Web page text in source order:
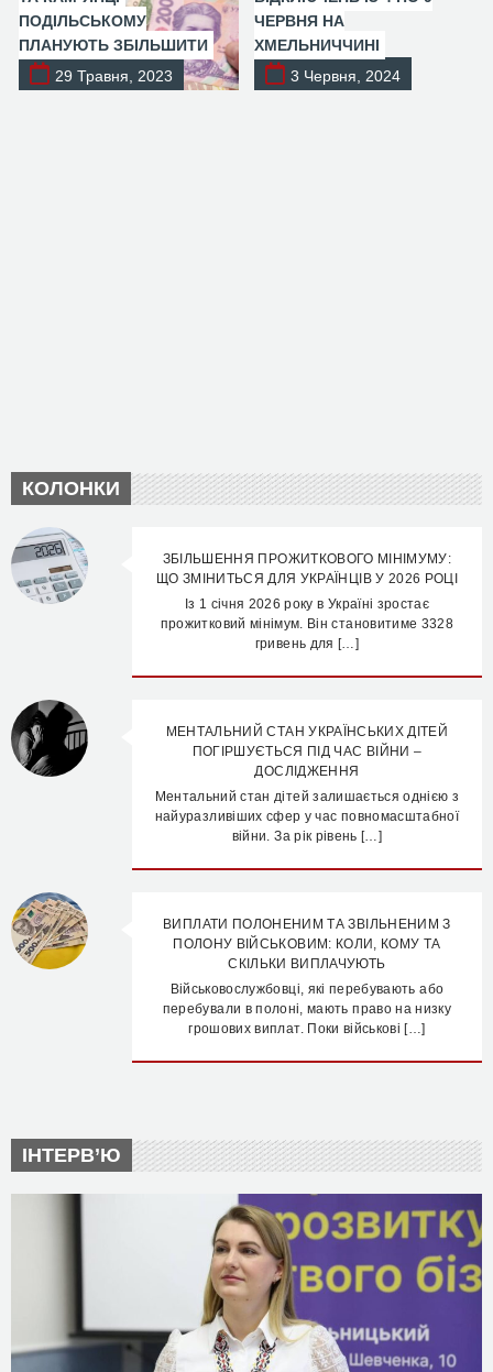
ПОДІЛЬСЬКОМУ
ПЛАНУЮТЬ ЗБІЛЬШИТИ
29 Травня, 2023
ЧЕРВНЯ НА
ХМЕЛЬНИЧЧИНІ
3 Червня, 2024
КОЛОНКИ
ЗБІЛЬШЕННЯ ПРОЖИТКОВОГО МІНІМУМУ:
ЩО ЗМІНИТЬСЯ ДЛЯ УКРАЇНЦІВ У 2026 РОЦІ
Із 1 січня 2026 року в Україні зростає
прожитковий мінімум. Він становитиме 3328
гривень для […]
МЕНТАЛЬНИЙ СТАН УКРАЇНСЬКИХ ДІТЕЙ
ПОГІРШУЄТЬСЯ ПІД ЧАС ВІЙНИ –
ДОСЛІДЖЕННЯ
Ментальний стан дітей залишається однією з
найуразливіших сфер у час повномасштабної
війни. За рік рівень […]
ВИПЛАТИ ПОЛОНЕНИМ ТА ЗВІЛЬНЕНИМ З
ПОЛОНУ ВІЙСЬКОВИМ: КОЛИ, КОМУ ТА
СКІЛЬКИ ВИПЛАЧУЮТЬ
Військовослужбовці, які перебувають або
перебували в полоні, мають право на низку
грошових виплат. Поки військові […]
ІНТЕРВ’Ю